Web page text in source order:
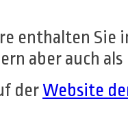
enthalten Sie
aber auch als
derWebsite